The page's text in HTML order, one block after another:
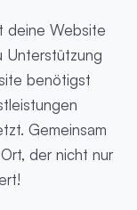
deine Website
Unterstützung
benötigst
Gemeinsam
der nicht nur